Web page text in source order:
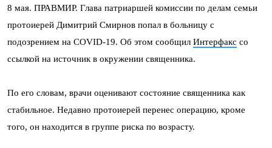
8 мая. ПРАВМИР. Глава патриаршей комиссии по делам семьи
протоиерей Димитрий Смирнов попал в больницу с
подозрением на COVID-19. Об этом сообщил Интерфакс со
ссылкой на источник в окружении священника.
По его словам, врачи оценивают состояние священника как
стабильное. Недавно протоиерей перенес операцию, кроме
того, он находится в группе риска по возрасту.